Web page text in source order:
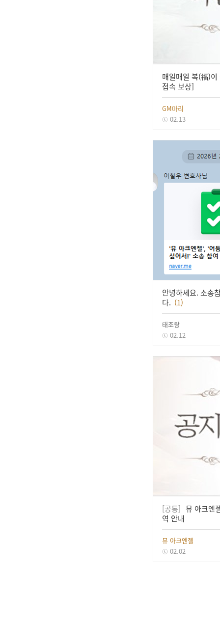
매일매일 복(福)
접속 보상]
GM마리
02.13
안녕하세요. 소송
다. (1)
태조왕
02.12
[공통] 뮤 아크엔
역 안내
뮤 아크엔젤
02.02